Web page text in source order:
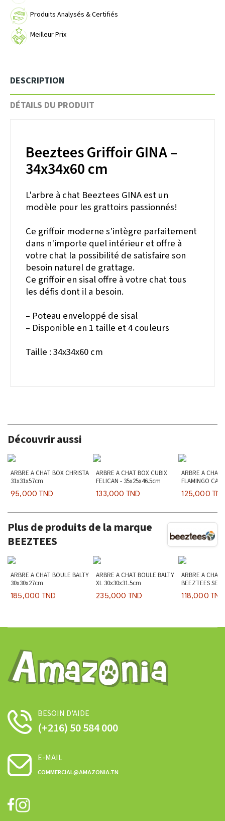
Produits Analysés & Certifiés
Meilleur Prix
DESCRIPTION
DÉTAILS DU PRODUIT
Beeztees GriffoirGINA–
34x34x60 cm
L'arbre à chat Beeztees GINAest un
modèle pour les grattoirs passionnés!
Ce griffoir moderne s'intègre parfaitement
dans n'importe quel intérieur et offre à
votre chat la possibilité de satisfaire son
besoin naturel de grattage.
Ce griffoir en sisal offre à votre chat tous
les défis dont il a besoin.
– Poteau enveloppé de sisal
– Disponible en 1 taille et 4 couleurs
Taille : 34x34x60 cm
Découvrir aussi
ARBRE A CHAT BOX CHRISTA
31x31x57cm
95,000 TND
ARBRE A CHAT BOX CUBIX
FELICAN - 35x25x46.5cm
133,000 TND
ARBRE A CHAT
FLAMINGO
30x30x61cm
125,000
Plus de produits de la marque
BEEZTEES
ARBRE A CHAT BOULE BALTY
30x30x27cm
185,000 TND
ARBRE A CHAT BOULE BALTY
XL 30x30x31.5cm
235,000 TND
ARBRE A CHAT
BEEZTEES
35x35x44cm
118,000 TND
BESOIN D'AIDE
(+216) 50 584 000
E-MAIL
COMMERCIAL@AMAZONIA.TN